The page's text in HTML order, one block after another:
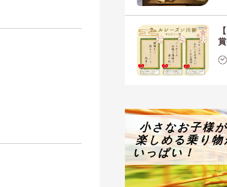
小さなお子様
楽しめる乗り
いっぱい！